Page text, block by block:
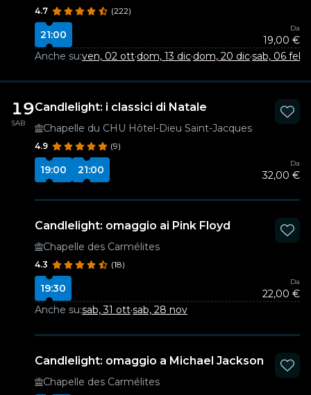
4.7 (222)
21:00
Da
19,00 €
Anche su:ven, 02 ott·dom, 13 dic·dom, 20 dic·sab, 06 feb
19
SAB
Candlelight: i classici di Natale
Chapelle du CHU Hôtel-Dieu Saint-Jacques
4.9 (9)
19:00 21:00
Da
32,00 €
Candlelight: omaggio ai Pink Floyd
Chapelle des Carmélites
4.3 (18)
19:30
Da
22,00 €
Anche su:sab, 31 ott·sab, 28 nov
Candlelight: omaggio a Michael Jackson
Chapelle des Carmélites